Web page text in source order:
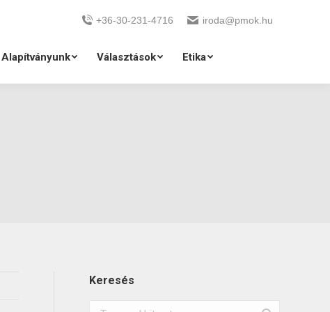
+36-30-231-4716 iroda@pmok.hu
Alapítványunk Választások Etika
Keresés
Search: